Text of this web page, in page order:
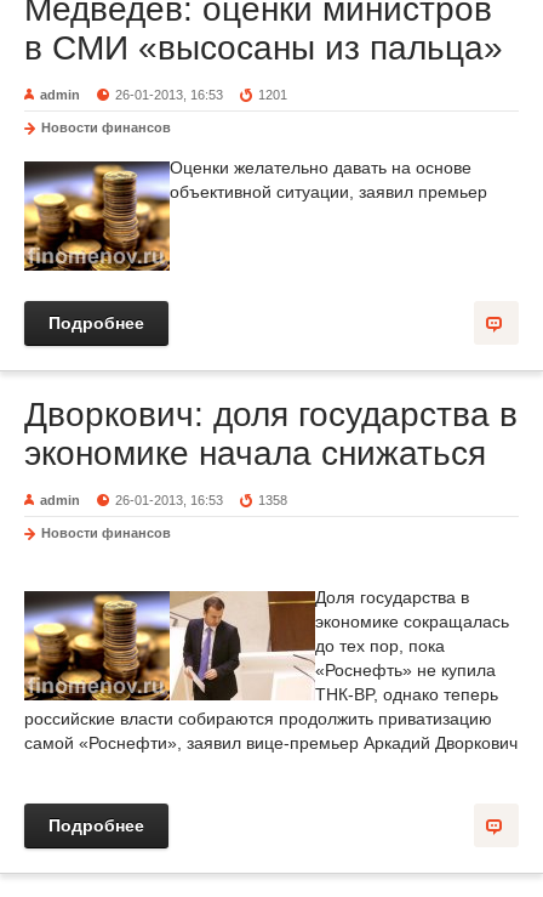
Медведев: оценки министров
в СМИ «высосаны из пальца»
admin 26-01-2013, 16:53 1201
Новости финансов
Оценки желательно давать на основе
объективной ситуации, заявил премьер
Подробнее
Дворкович: доля государства в
экономике начала снижаться
admin 26-01-2013, 16:53 1358
Новости финансов
Доля государства в
экономике сокращалась
до тех пор, пока
«Роснефть» не купила
ТНК-BP, однако теперь
российские власти собираются продолжить приватизацию
самой «Роснефти», заявил вице-премьер Аркадий Дворкович
Подробнее